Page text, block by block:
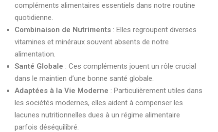
compléments alimentaires essentiels dans notre routine
quotidienne.
Combinaison de Nutriments : Elles regroupent diverses
vitamines et minéraux souvent absents de notre
alimentation.
Santé Globale : Ces compléments jouent un rôle crucial
dans le maintien d’une bonne santé globale.
Adaptées à la Vie Moderne : Particulièrement utiles dans
les sociétés modernes, elles aident à compenser les
lacunes nutritionnelles dues à un régime alimentaire
parfois déséquilibré.